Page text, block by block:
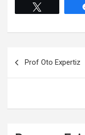
gezinmesi
Prof Oto Expertiz